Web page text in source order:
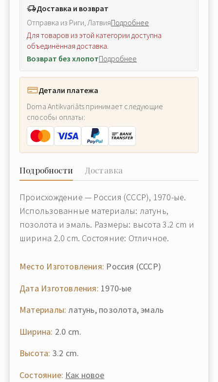
Доставка и возврат
Отправка из Риги, ЛатвияПодробнее
Для товаров из этой категории доступна
объединённая доставка.
Возврат без хлопотПодробнее
Детали платежа
Doma Antikvariāts принимает следующие
способы оплаты:
Подробности Доставка
Происхождение — Россия (СССР), 1970-ые.
Использованные материалы: латунь,
позолота и эмаль. Размеры: высота 3.2 cm и
ширина 2.0 cm. Состояние: Отличное.
Место Изготовления: Россия (СССР)
Дата Изготовления: 1970-ые
Материалы: латунь, позолота, эмаль
Ширина: 2.0 cm.
Высота: 3.2 cm.
Состояние: Как новое